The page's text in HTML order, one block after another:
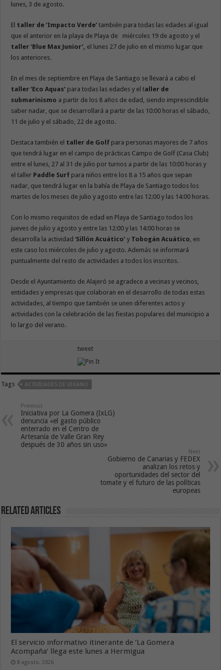
lunes, 3 de agosto.
El taller de ‘Impacto Verde’ también para todas las edades al igual
que el anterior en la playa de Playa de miércoles 19 de agosto y el
taller ‘Blue Max Junior’, el lunes 27 de julio en el mismo lugar que
los anteriores.
En el mes de septiembre en Playa de Santiago se llevará a cabo el
taller ‘Eco Aquas’ para todas las edades y el taller de
submarinismo a partir de los 8 años de edad, siendo imprescindible
saber nadar, que se desarrollará a partir de las 10:00 horas el sábado,
11 de julio y el sábado, 22 de agosto.
Destaca también el taller de Golf para personas mayores de 7 años
que tendrá lugar en el campo de prácticas Campo de Golf (Casa Club)
entre el lunes, 27 al 31 de julio por turnos a partir de las 10:00 horas y
el taller Paddle Surf para niños entre los 8 a 15 años que sepan
nadar, que tendrá lugar en la bahía de Playa de Santiago todos los
martes de los meses de julio y agosto entre las 12:00 y las 14:00 horas.
Con lo mismo requisitos de edad en Playa de Santiago todos los
jueves de julio y agosto y entre las 12:00 y las 14:00 horas se
desarrolla la actividad ‘Sillón Acuático’ y Tobogán Acuático, en
este caso los miércoles de julio y agosto. Además se informará
puntualmente del resto de actividades a todos los inscritos.
Desde el Ayuntamiento de Alajeró se agradece a vecinas y vecinos,
entidades y empresas que colaboran en el desarrollo de todas estas
actividades, al tiempo que también se unen diferentes actos y
actividades con la celebración de las fiestas populares del municipio a
lo largo del verano.
tweet
Tags ACTIVIDADES DE VERANO
Previous
Iniciativa por La Gomera (IxLG)
denuncia «el gasto público
enterrado en el Centro de
Artesanía de Valle Gran Rey
después de 30 años sin uso»
Next
Gobierno de Canarias y FEDEX
analizan los retos y
oportunidades del sector del
tomate y el futuro de las políticas
europeas
Related Articles
El servicio informativo itinerante de ‘La Gomera
Acompaña’ llega este lunes a Hermigua
8 agosto, 2026